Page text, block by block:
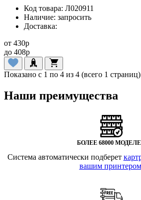
Код товара: Л020911
Наличие: запросить
Доставка:
от 430p
до 408p
Показано с 1 по 4 из 4 (всего 1 страниц)
Наши преимущества
БОЛЕЕ 68000
Система автоматически подберет
вашим принтером